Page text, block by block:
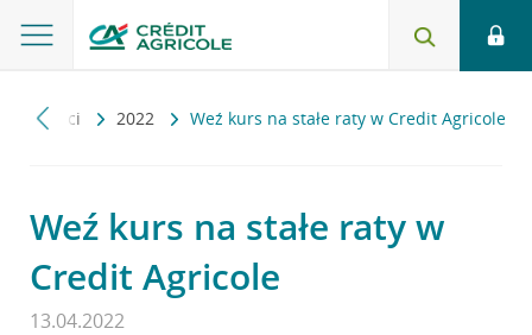
2022 Weź kurs na stałe raty w Credit Agricole
Weź kurs na stałe raty w
Credit Agricole
13.04.2022